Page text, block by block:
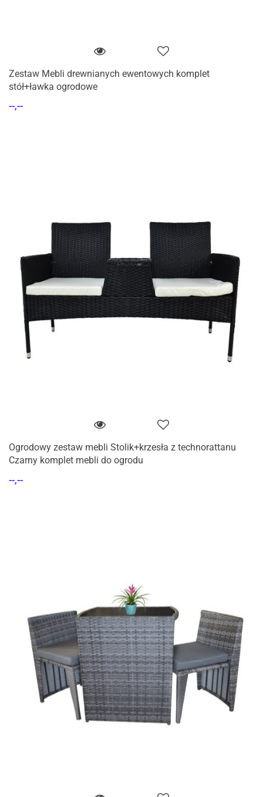
Zestaw Mebli drewnianych ewentowych komplet
stół+ławka ogrodowe
--,--
Ogrodowy zestaw mebli Stolik+krzesła z technorattanu
Czarny komplet mebli do ogrodu
--,--